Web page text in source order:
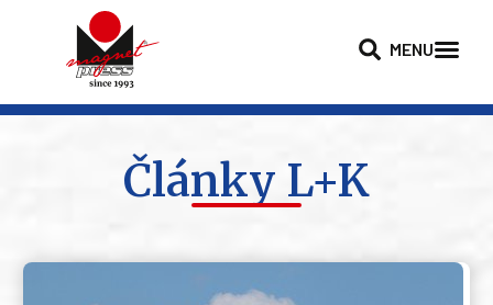
MENU
Články L+K